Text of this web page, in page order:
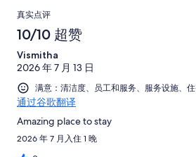
条
点
有
1006
条
点
评
共
有
1006
条
点
评
评，
共
有
1006
条
点
条
好
评，
共
有
1006
条
点
评
点
评
真实点评
10/10 超赞
Vismitha
2026 年 7 月 13 日
满意：清洁度、员工和服务、服务设施、
通过谷歌翻译
Amazing place to stay
2026 年 7 月入住 1 晚